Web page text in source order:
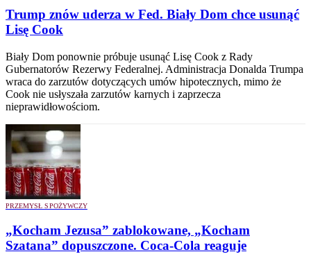
Trump znów uderza w Fed. Biały Dom chce usunąć
Lisę Cook
Biały Dom ponownie próbuje usunąć Lisę Cook z Rady
Gubernatorów Rezerwy Federalnej. Administracja Donalda Trumpa
wraca do zarzutów dotyczących umów hipotecznych, mimo że
Cook nie usłyszała zarzutów karnych i zaprzecza
nieprawidłowościom.
PRZEMYSŁ SPOŻYWCZY
„Kocham Jezusa” zablokowane, „Kocham
Szatana” dopuszczone. Coca-Cola reaguje